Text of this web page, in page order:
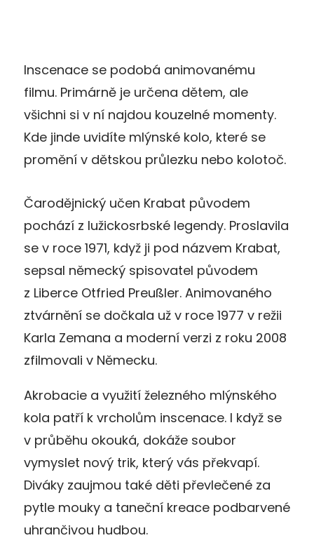
Inscenace se podobá animovanému
filmu. Primárně je určena dětem, ale
všichni si v ní najdou kouzelné momenty.
Kde jinde uvidíte mlýnské kolo, které se
promění v dětskou průlezku nebo kolotoč.
Čarodějnický učen Krabat původem
pochází z lužickosrbské legendy. Proslavila
se v roce 1971, když ji pod názvem Krabat,
sepsal německý spisovatel původem
z Liberce Otfried Preußler. Animovaného
ztvárnění se dočkala už v roce 1977 v režii
Karla Zemana a moderní verzi z roku 2008
zfilmovali v Německu.
Akrobacie a využití železného mlýnského
kola patří k vrcholům inscenace. I když se
v průběhu okouká, dokáže soubor
vymyslet nový trik, který vás překvapí.
Diváky zaujmou také děti převlečené za
pytle mouky a taneční kreace podbarvené
uhrančivou hudbou.